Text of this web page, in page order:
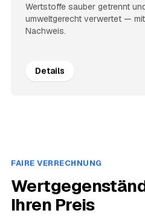
Wertstoffe sauber getrennt
umweltgerecht verwertet — mit
Nachweis.
Details
FAIRE VERRECHNUNG
Ihren Preis